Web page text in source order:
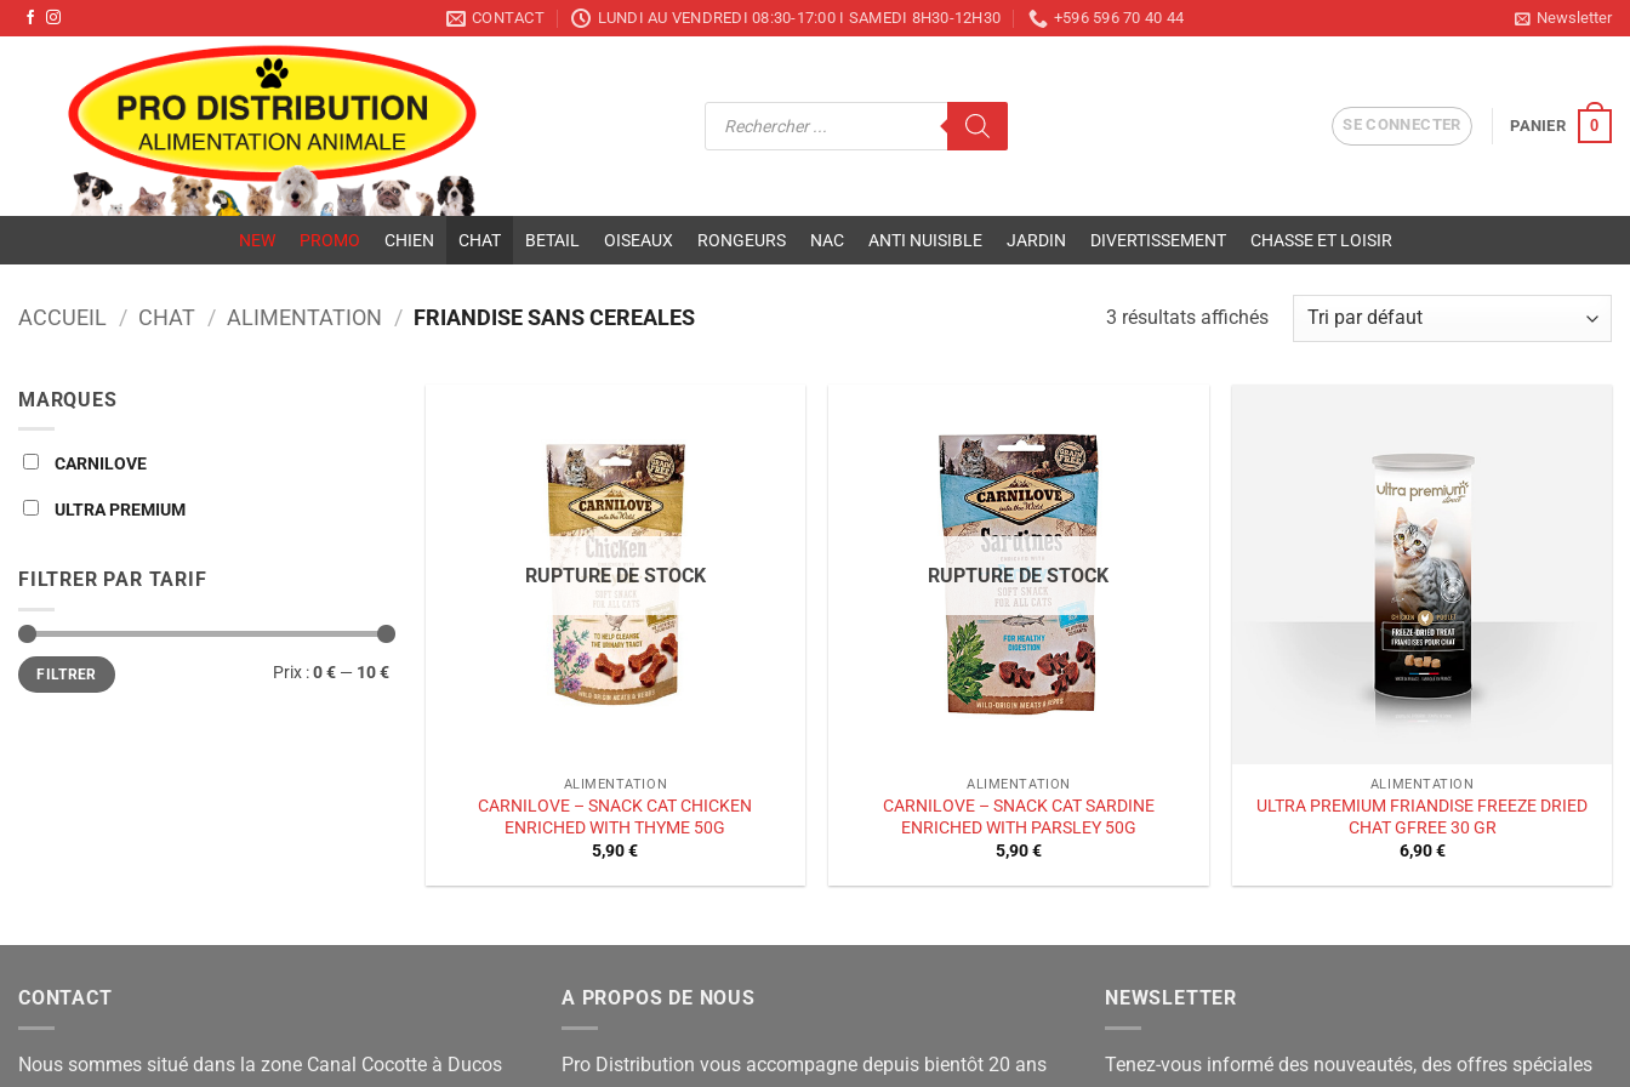
Pro Distribution
Passer
au
CONTACT LUNDI AU VENDREDI 08:30-17:00 I SAMEDI 8H30-12H30 +596 596 70 40 44 Newsletter
Recherche
SE CONNECTER PANIER 0
NEW PROMO CHIEN CHAT BETAIL OISEAUX RONGEURS NAC ANTI NUISIBLE JARDIN DIVERTISSEMENT CHASSE ET LOISIR
ACCUEIL / CHAT / ALIMENTATION / FRIANDISE SANS CEREALES 3 résultats affichés
MARQUES
CARNILOVE
ULTRA PREMIUM
FILTRER PAR TARIF
Prix
min
Prix
maxFILTRER Prix :0 € — 10 €
RUPTURE DE STOCK
ALIMENTATION
CARNILOVE – SNACK CAT CHICKEN
ENRICHED WITH THYME 50G
5,90€
RUPTURE DE STOCK
ALIMENTATION
CARNILOVE – SNACK CAT SARDINE
ENRICHED WITH PARSLEY 50G
5,90€
ALIMENTATION
ULTRA PREMIUM FRIANDISE FREEZE DRIED
CHAT GFREE 30 GR
6,90€
CONTACT
Nous sommes situé dans la zone Canal Cocotte à Ducos
A PROPOS DE NOUS
Pro Distribution vous accompagne depuis bientôt 20 ans
NEWSLETTER
Tenez-vous informé des nouveautés, des offres spéciales